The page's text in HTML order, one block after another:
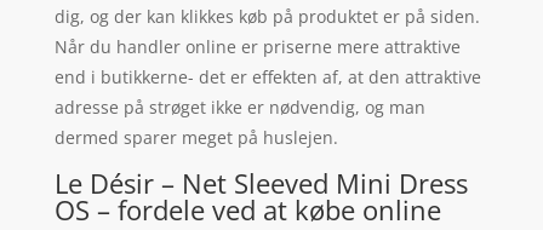
dig, og der kan klikkes køb på produktet er på siden.
Når du handler online er priserne mere attraktive
end i butikkerne- det er effekten af, at den attraktive
adresse på strøget ikke er nødvendig, og man
dermed sparer meget på huslejen.
Le Désir – Net Sleeved Mini Dress
OS – fordele ved at købe online